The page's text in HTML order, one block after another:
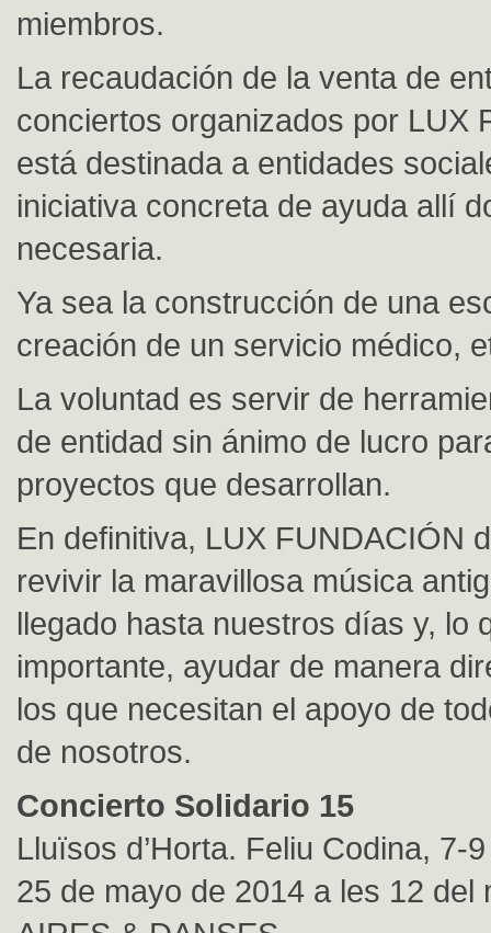
miembros.
La recaudación de la venta de
conciertos organizados por LUX
está destinada a entidades
iniciativa concreta de ayuda allí
necesaria.
Ya sea la construcción de una
creación de un servicio médico,
La voluntad es servir de
de entidad sin ánimo de lucro
proyectos que desarrollan.
En definitiva, LUX FUNDACIÓN
revivir la maravillosa música
llegado hasta nuestros días y, lo
importante, ayudar de manera
los que necesitan el apoyo de
de nosotros.
Concierto Solidario 15
Lluïsos d’Horta. Feliu Codina, 7-
25 de mayo de 2014 a les 12 del